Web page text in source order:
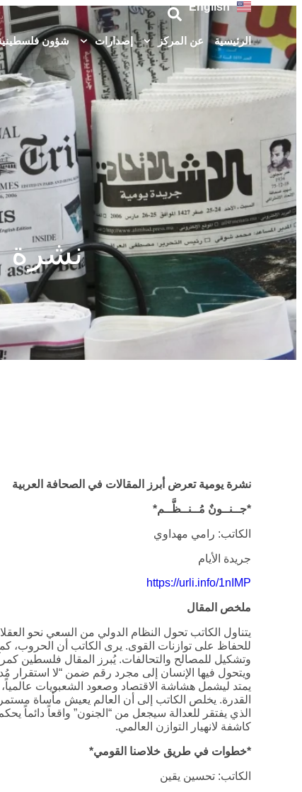
English
الرئيسية عن المركز إصدارات شؤون
نشرة يومية تعرض أبرز المقالات في الصحافة العربية
*جــنــونٌ مُــنــظَّــم*
الكاتب: رامي مهداوي
جريدة الأيام
https://urli.info/1nIMP
ملخص المقال
يتناول الكاتب تحول النظام الدولي من السعي نحو
للحفاظ على توازنات القوى. يرى الكاتب أن الحروب،
وتشكيل للمصالح والتحالفات. يُبرز المقال فلسطين
ويتحول فيها الإنسان إلى مجرد رقم ضمن “لا استقرار
يمتد ليشمل هشاشة الاقتصاد وصعود الشعبويات
القدرة. يخلص الكاتب إلى أن العالم يعيش مأساة
الذي يفتقر للعدالة سيجعل من “الجنون” واقعاً دائماً
كاشفة لانهيار التوازن العالمي.
*خطوات في طريق خلاصنا القومي*
الكاتب: تحسين يقين